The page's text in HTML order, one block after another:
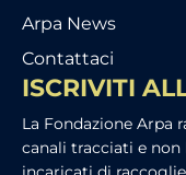
Arpa News
Contattaci
ISCRIVITI
La Fondazione Arpa
canali tracciati e